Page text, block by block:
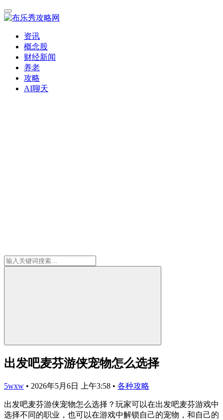
资讯
概念股
财经新闻
养老
攻略
AI聊天
出发吧麦芬游侠宠物怎么选择
5wxw • 2026年5月6日 上午3:58 • 各种攻略
出发吧麦芬游侠宠物怎么选择？玩家可以在出发吧麦芬游戏中
选择不同的职业，也可以在游戏中解锁自己的宠物，和自己的